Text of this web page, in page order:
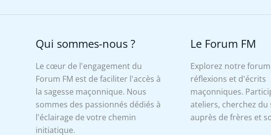
Qui sommes-nous ?
Le cœur de l'engagement du
Forum FM est de faciliter l'accès à
la sagesse maçonnique. Nous
sommes des passionnés dédiés à
l'éclairage de votre chemin
initiatique.
Le Forum FM
Explorez notre
réflexions et d'écrits
maçonniques.
ateliers, cherchez du
auprès de frères et